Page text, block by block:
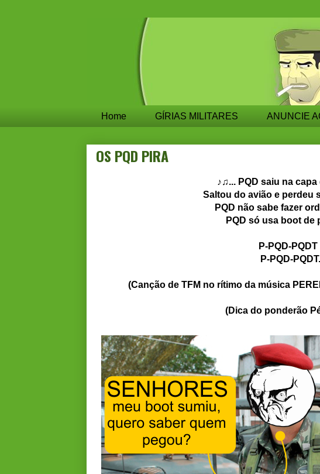
Home GÍRIAS MILITARES ANUNCIE
OS PQD PIRA
♪♫... PQD saiu na capa
Saltou do avião e perdeu
PQD não sabe fazer
PQD só usa boot de
P-PQD-PQDT
P-PQD-
(Canção de TFM no rítimo da música
(Dica do ponderão